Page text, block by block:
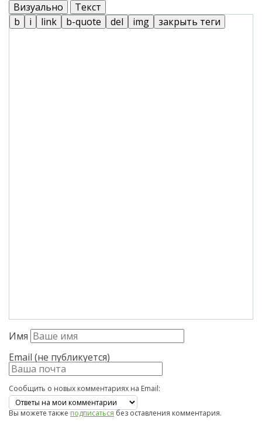
Визуально Текст
Имя
Email (не публикуется)
Сообщить о новых комментариях на Email:
Вы можете такжеподписатьсябез оставления комментария.